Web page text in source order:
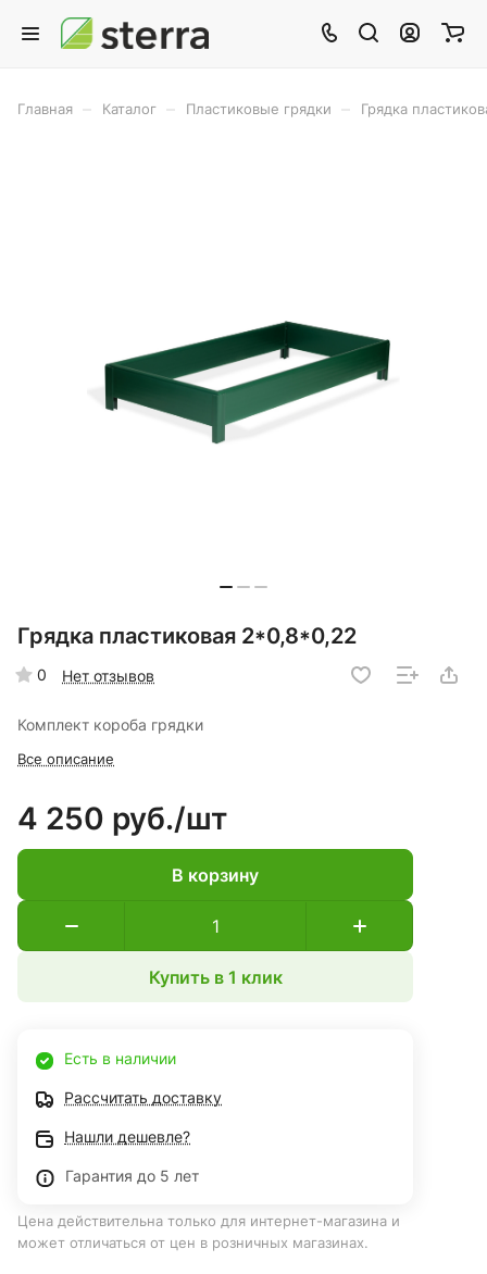
Главная Каталог Пластиковые грядки Грядка
Грядка пластиковая 2*0,8*0,22
0 Нет отзывов
Комплект короба грядки
Все описание
4 250 руб./шт
В корзину
Купить в 1 клик
Есть в наличии
Рассчитать доставку
Нашли дешевле?
Гарантия до 5 лет
Цена действительна только для интернет-магазина и
может отличаться от цен в розничных магазинах.